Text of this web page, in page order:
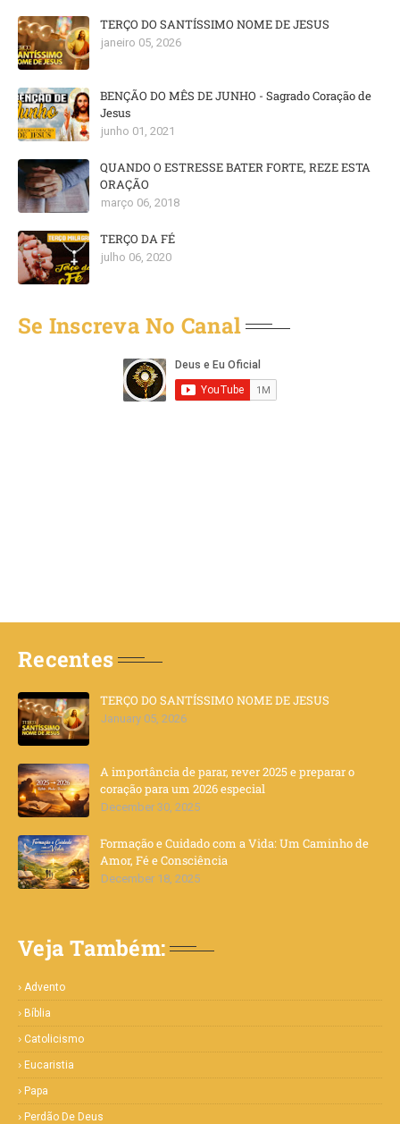
TERÇO DO SANTÍSSIMO NOME DE JESUS
janeiro 05, 2026
BENÇÃO DO MÊS DE JUNHO - Sagrado Coração de
Jesus
junho 01, 2021
QUANDO O ESTRESSE BATER FORTE, REZE ESTA
ORAÇÃO
março 06, 2018
TERÇO DA FÉ
julho 06, 2020
Se Inscreva No Canal
Recentes
TERÇO DO SANTÍSSIMO NOME DE JESUS
January 05, 2026
A importância de parar, rever 2025 e preparar o
coração para um 2026 especial
December 30, 2025
Formação e Cuidado com a Vida: Um Caminho de
Amor, Fé e Consciência
December 18, 2025
Veja Também:
Advento
Bíblia
Catolicismo
Eucaristia
Papa
Perdão De Deus